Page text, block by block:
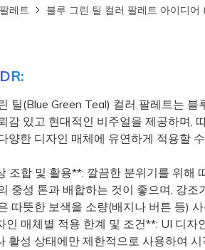
레트 블루 그린 틸 컬러 팔레트 아이디
틸(Blue Green Teal) 컬러 팔레트는
감 있고 현대적인 비주얼을 제공하며,
양한 디자인 매체에 유연하게 적용할
조합 및 활용**: 깔끔한 분위기를 위해
중성 톤과 배합하는 것이 좋으며, 강조
따뜻한 보색을 소량(배지나 버튼 등)
매체별 적용 한계 및 조건**: UI 디자
활성 상태에만 제한적으로 사용하여